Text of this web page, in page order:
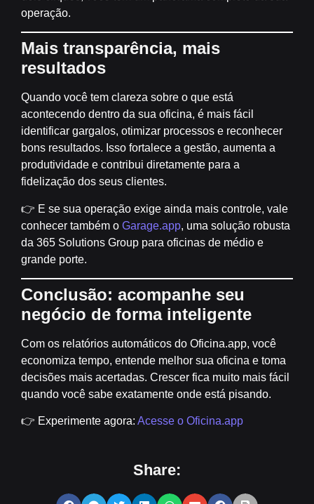
operação.
Mais transparência, mais
resultados
Quando você tem clareza sobre o que está
acontecendo dentro da sua oficina, é mais fácil
identificar gargalos, otimizar processos e reconhecer
bons resultados. Isso fortalece a gestão, aumenta a
produtividade e contribui diretamente para a
fidelização dos seus clientes.
👉 E se sua operação exige ainda mais controle, vale
conhecer também o Garage.app, uma solução robusta
da 365 Solutions Group para oficinas de médio e
grande porte.
Conclusão: acompanhe seu
negócio de forma inteligente
Com os relatórios automáticos do Oficina.app, você
economiza tempo, entende melhor sua oficina e toma
decisões mais acertadas. Crescer fica muito mais fácil
quando você sabe exatamente onde está pisando.
👉 Experimente agora: Acesse o Oficina.app
Share: